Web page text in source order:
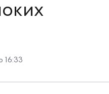
16:33